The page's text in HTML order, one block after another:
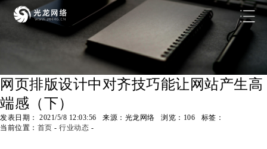
网页排版设计中对齐技巧能让网站产生高
端感（下）
发表日期： 2021/5/8 12:03:56 来源：光龙网络 浏览： 106 标签：
当前位置： 首页 - 行业动态 -